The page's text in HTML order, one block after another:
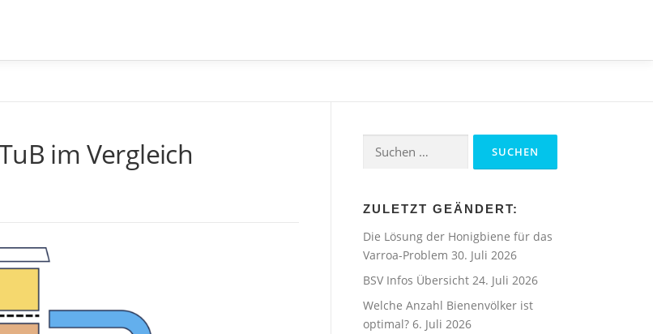
im Vergleich
Suchen
nach:
ZULETZT GEÄNDERT:
Die Lösung der Honigbiene für das
Varroa-Problem 30. Juli 2026
BSV Infos Übersicht 24. Juli 2026
Welche Anzahl Bienenvölker ist
optimal? 6. Juli 2026